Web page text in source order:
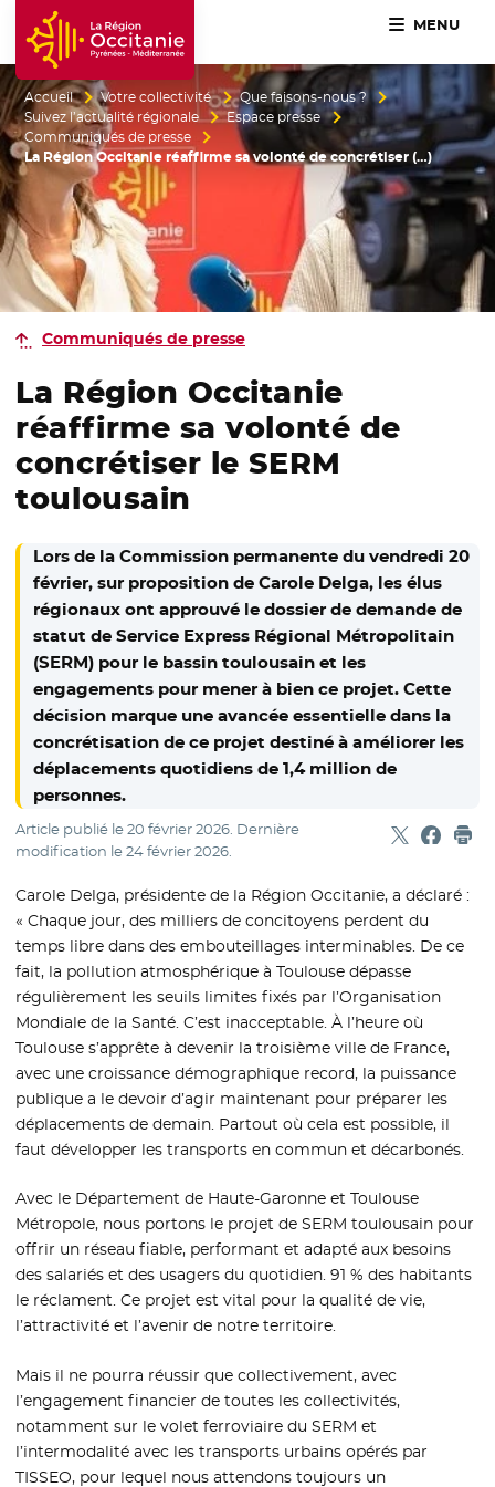
Accueil Région Occitanie / Pyrénées-Méditerranée
MENU
Accueil Votre collectivité
Que faisons-nous ?
Suivez l’actualité régionale
Espace presse
Communiqués de presse
La Région Occitanie réaffirme sa volonté de concrétiser (…)
Communiqués de presse
La Région Occitanie
réaffirme sa volonté de
concrétiser le SERM
toulousain
Lors de la Commission permanente du vendredi 20
février, sur proposition de Carole Delga, les élus
régionaux ont approuvé le dossier de demande de
statut de Service Express Régional Métropolitain
(SERM) pour le bassin toulousain et les
engagements pour mener à bien ce projet. Cette
décision marque une avancée essentielle dans la
concrétisation de ce projet destiné à améliorer les
déplacements quotidiens de 1,4 million de
personnes.
Article publié le20 février 2026. Dernière
modification le24 février 2026. Partager
- Nouvelle
-
Carole Delga, présidente de la Région Occitanie, a déclaré :
« Chaque jour, des milliers de concitoyens perdent du
temps libre dans des embouteillages interminables. De ce
fait, la pollution atmosphérique à Toulouse dépasse
régulièrement les seuils limites fixés par l’Organisation
Mondiale de la Santé. C’est inacceptable. À l’heure où
Toulouse s’apprête à devenir la troisième ville de France,
avec une croissance démographique record, la puissance
publique a le devoir d’agir maintenant pour préparer les
déplacements de demain. Partout où cela est possible, il
faut développer les transports en commun et décarbonés.
Avec le Département de Haute-Garonne et Toulouse
Métropole, nous portons le projet de SERM toulousain pour
offrir un réseau fiable, performant et adapté aux besoins
des salariés et des usagers du quotidien. 91 % des habitants
le réclament. Ce projet est vital pour la qualité de vie,
l’attractivité et l’avenir de notre territoire.
Mais il ne pourra réussir que collectivement, avec
l’engagement financier de toutes les collectivités,
notamment sur le volet ferroviaire du SERM et
l’intermodalité avec les transports urbains opérés par
TISSEO, pour lequel nous attendons toujours un